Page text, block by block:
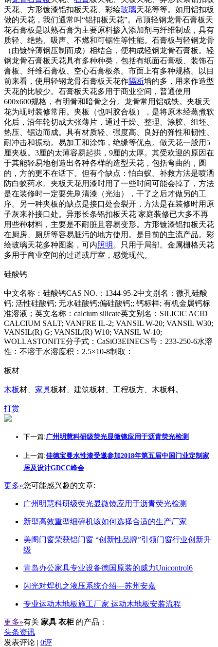
天花、方形镀漆铝扣板天花、彩绘玻璃天花等等。如用铝扣板
做的天花，我们通常叫“铝扣板天花”。吊顶轻钢龙骨石膏板天
花石膏板是以熟石膏为主要原料掺入添加剂与纤维制成，具有
质轻、绝热、吸声、不燃和可锯性等性能。石膏板与轻钢龙骨
（由镀锌薄钢压制而成）相结合，便构成轻钢龙骨石膏板。轻
钢龙骨石膏板天花具有多种种类，包括有纸面石膏板、装饰石
膏板、纤维石膏板、空心石膏板条。市面上有多种规格。以目
前来看，使用轻钢龙骨石膏板天花作隔断墙的多，用来作造型
天花的比较少。石膏板天花多用于商业空间，普通使用
600x600规格，有明骨和暗骨之分。龙骨常用铝或铁。夹板天
花为现时装修常用。夹板（也叫胶合板），是将原木经蒸煮软
化后，沿年轮切成大张薄片，通过干燥、整理、涂胶、组坯、
热压、锯边而成。具有材质轻、强度高、良好的弹性和韧性、
耐冲击和振动。易加工和涂饰，绝缘等优点。做天花一般用5
厘夹板。3厘的太薄容易起拱，9厘的太厚。其受欢迎的原因在
于其能轻易地创造出各种各样的造型天花，包括弯曲的，圆
的，方的更不在话下。但有个缺点：怕白蚁。补救方法是喷洒
防白蚁药水。夹板天花用漆时用了一些时间可能会掉了，方法
是在装修时一定要先刷清漆（光油），干了之后才做另的工
序。另一种夹板的缺点是接口处会裂开，方法是在装修时用原
子灰来补接口处。异形长条铝扣板天花 家庭装修已大多不再
用些种材料，主要是不耐脏且容易变形。方形镀漆铝扣板天花
在厨房、厕所等容易脏污的地方使用。是目前的主流产品。彩
绘玻璃天花多种图案，可内照明 。只用于局部。金属栅格天花
多用于商业空间的过道或厅室，感觉现代。
硅酸钙
中文名称：硅酸钙CAS NO.：1344-95-2中文别名：微孔硅酸
钙; 活性硅酸钙; 无水硅酸钙;偏硅酸钙;; 钙标样; 有机金属钙标
准溶液；英文名称：calcium silicate英文别名：SILICIC ACID
CALCIUM SALT; VANFRE IL-2; VANSIL W-20; VANSIL W30;
VANSIL(R) G; VANSIL(R) W10; VANSIL W-10;
WOLLASTONITE分子式：CaSiO3EINECS号：233-250-6水溶
性：不溶于水溶度积：2.5×10-8制取：
板材
木板材、 家具板材、建筑板材、工程板方、木板料。
打赏
下一篇:广州明慧科研级荧光显微镜应用于沥青荧光检测
上一篇:佳德宝曼水性漆受邀参加2018年第五届中国门业定制家
居及设计GDCC峰会
更多»您可能感兴趣的文章:
广州明慧科研级荧光显微镜应用于沥青荧光检测
新型高效重型细碎机该如何选择合适的生产厂家
美阁门窗荣获铝门窗 “创新性品牌”引领门窗行业创新升
级
青岛办公家具专业设备德国原装的威力Unicontrol6
闪光对焊机之液压系统介绍—苏州安嘉
专业运动木地板施工厂家 运动木地板安装流程
更多»有关 家具 衣柜 的产品：
头条资讯
发表评论 | 0评